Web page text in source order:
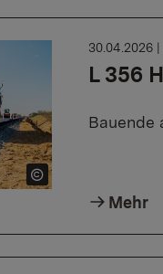
L 356
30.04.2026 |
Bauende
Mehr